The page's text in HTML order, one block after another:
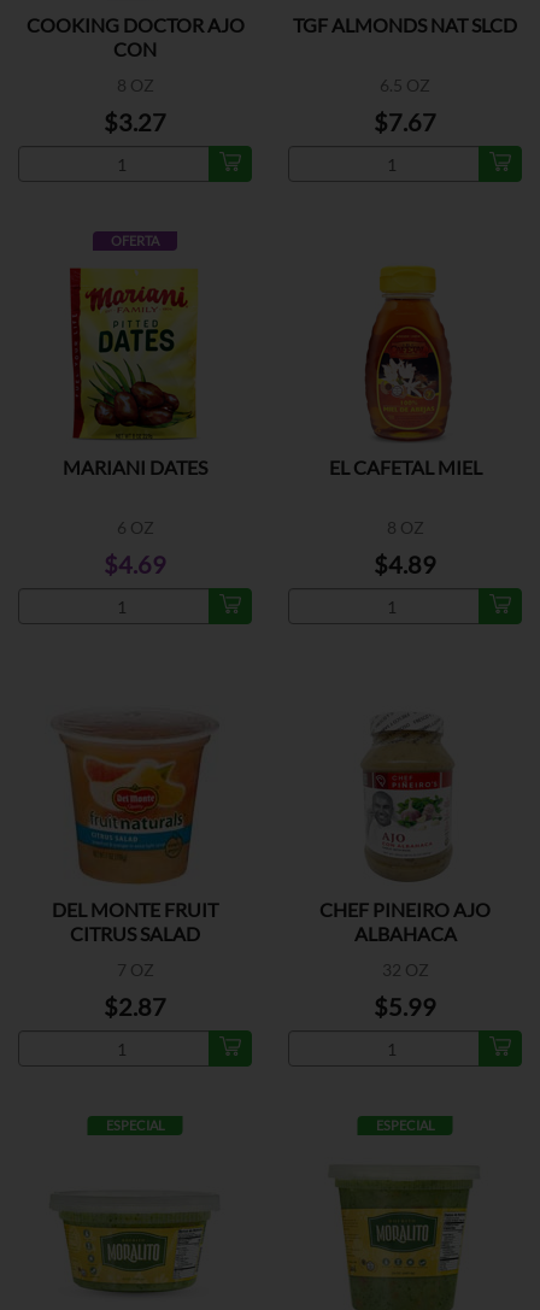
COOKING DOCTOR AJO
CON
8 OZ
$3.27
TGF ALMONDS NAT SLCD
6.5 OZ
$7.67
OFERTA
MARIANI DATES
6 OZ
$4.69
EL CAFETAL MIEL
8 OZ
$4.89
DEL MONTE FRUIT
CITRUS SALAD
7 OZ
$2.87
CHEF PINEIRO AJO
ALBAHACA
32 OZ
$5.99
ESPECIAL ESPECIAL